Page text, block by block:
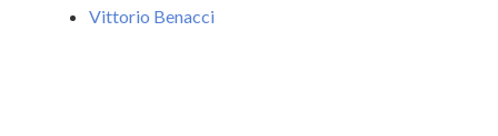
Vittorio Benacci